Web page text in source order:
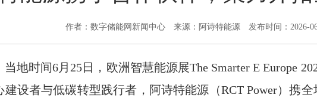
作者：数字储能网新闻中心 来源：阿诗特能源 发布时间：2026-
当地时间6月25日，欧洲智慧能源展The Smarter E Europe
设者与低碳转型践行者，阿诗特能源（RCT Power）携